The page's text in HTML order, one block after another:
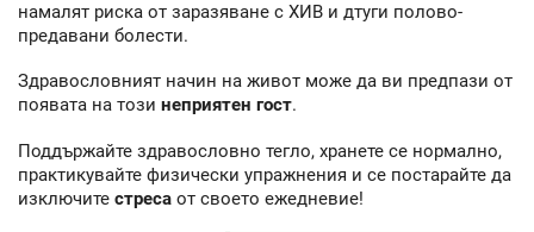
намалят риска от заразяване с ХИВ и дтуги полово-
предавани болести.
Здравословният начин на живот може да ви предпази от
появата на този неприятен гост.
Поддържайте здравословно тегло, хранете се нормално,
практикувайте физически упражнения и се постарайте да
изключите стреса от своето ежедневие!